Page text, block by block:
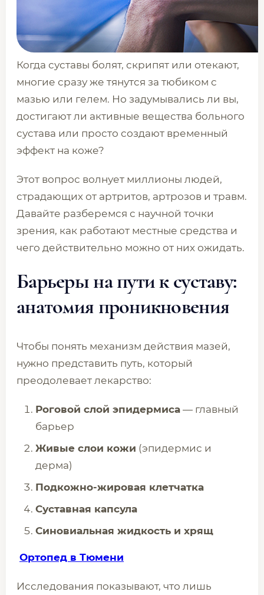
Когда суставы болят, скрипят или отекают,
многие сразу же тянутся за тюбиком с
мазью или гелем. Но задумывались ли вы,
достигают ли активные вещества больного
сустава или просто создают временный
эффект на коже?
Этот вопрос волнует миллионы людей,
страдающих от артритов, артрозов и травм.
Давайте разберемся с научной точки
зрения, как работают местные средства и
чего действительно можно от них ожидать.
Барьеры на пути к суставу:
анатомия проникновения
Чтобы понять механизм действия мазей,
нужно представить путь, который
преодолевает лекарство:
Роговой слой эпидермиса — главный
барьер
Живые слои кожи (эпидермис и
дерма)
Подкожно-жировая клетчатка
Суставная капсула
Синовиальная жидкость и хрящ
Ортопед в Тюмени
Исследования показывают, что лишь